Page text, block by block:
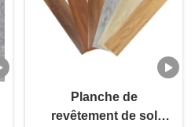
Planche de
revêtement de sol